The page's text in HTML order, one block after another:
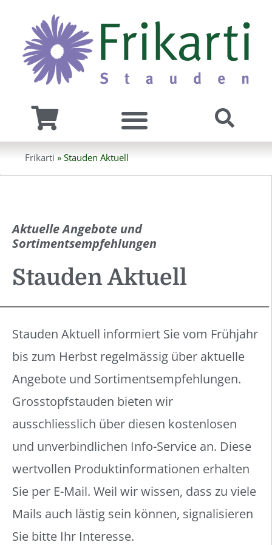
springen
Frikarti » Stauden Aktuell
Aktuelle Angebote und
Sortimentsempfehlungen
Stauden Aktuell
Stauden Aktuell informiert Sie vom Frühjahr
bis zum Herbst regelmässig über aktuelle
Angebote und Sortimentsempfehlungen.
Grosstopfstauden bieten wir
ausschliesslich über diesen kostenlosen
und unverbindlichen Info-Service an. Diese
wertvollen Produktinformationen erhalten
Sie per E-Mail. Weil wir wissen, dass zu viele
Mails auch lästig sein können, signalisieren
Sie bitte Ihr Interesse.